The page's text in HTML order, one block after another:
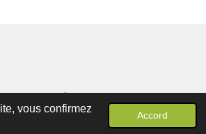
vous confirmez
Accord
Propulsé parWebador